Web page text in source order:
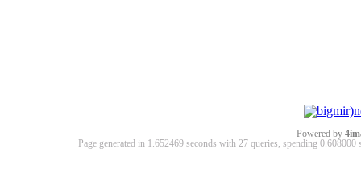
Powered by
Page generated in 1.652469 seconds with 27 queries, spending